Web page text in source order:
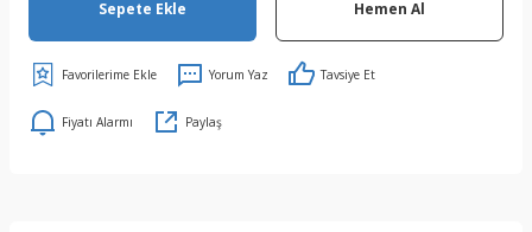
Sepete Ekle Hemen Al
Yorum Yaz Tavsiye Et
Fiyatı Alarmı Paylaş